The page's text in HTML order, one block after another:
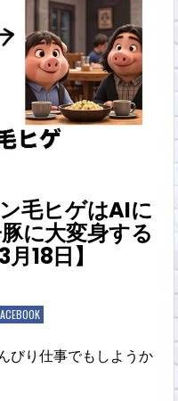
毛ヒゲはAIに
に大変身する
18日】
びり仕事でもしようか